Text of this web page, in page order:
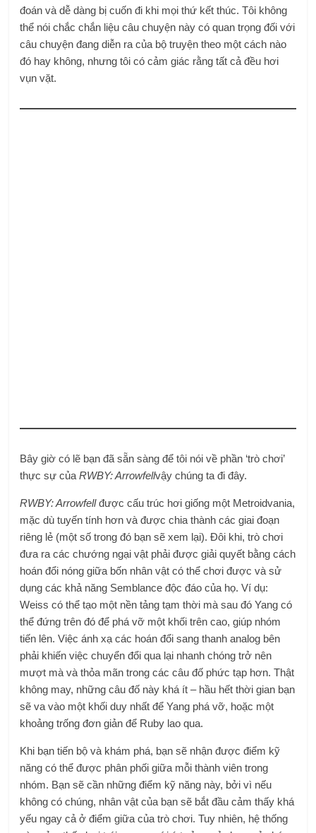
đoán và dễ dàng bị cuốn đi khi mọi thứ kết thúc. Tôi không
thể nói chắc chắn liệu câu chuyện này có quan trọng đối với
câu chuyện đang diễn ra của bộ truyện theo một cách nào
đó hay không, nhưng tôi có cảm giác rằng tất cả đều hơi
vụn vặt.
Bây giờ có lẽ bạn đã sẵn sàng để tôi nói về phần ‘trò chơi’
thực sự củaRWBY: Arrowfellvậy chúng ta đi đây.
RWBY: Arrowfellđược cấu trúc hơi giống một Metroidvania,
mặc dù tuyến tính hơn và được chia thành các giai đoạn
riêng lẻ (một số trong đó bạn sẽ xem lại). Đôi khi, trò chơi
đưa ra các chướng ngại vật phải được giải quyết bằng cách
hoán đổi nóng giữa bốn nhân vật có thể chơi được và sử
dụng các khả năng Semblance độc ​​đáo của họ. Ví dụ:
Weiss có thể tạo một nền tảng tạm thời mà sau đó Yang có
thể đứng trên đó để phá vỡ một khối trên cao, giúp nhóm
tiến lên. Việc ánh xạ các hoán đổi sang thanh analog bên
phải khiến việc chuyển đổi qua lại nhanh chóng trở nên
mượt mà và thỏa mãn trong các câu đố phức tạp hơn. Thật
không may, những câu đố này khá ít – hầu hết thời gian bạn
sẽ va vào một khối duy nhất để Yang phá vỡ, hoặc một
khoảng trống đơn giản để Ruby lao qua.
Khi bạn tiến bộ và khám phá, bạn sẽ nhận được điểm kỹ
năng có thể được phân phối giữa mỗi thành viên trong
nhóm. Bạn sẽ cần những điểm kỹ năng này, bởi vì nếu
không có chúng, nhân vật của bạn sẽ bắt đầu cảm thấy khá
yếu ngay cả ở điểm giữa của trò chơi. Tuy nhiên, hệ thống